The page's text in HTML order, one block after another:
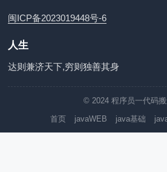
闽ICP备2023019448号-6
人生
达则兼济天下,穷则独善其身
© 2024程序员一代码
首页
javaWEB java基础